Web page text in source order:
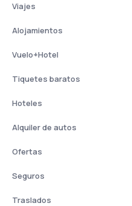
Viajes
Alojamientos
Vuelo+Hotel
Tiquetes baratos
Hoteles
Alquiler de autos
Ofertas
Seguros
Traslados